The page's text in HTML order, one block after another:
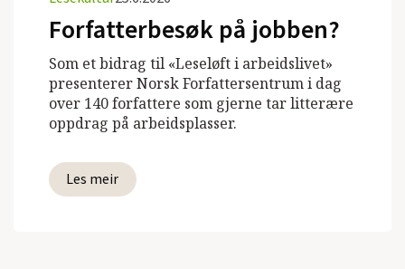
Forfatterbesøk på jobben?
Som et bidrag til «Leseløft i arbeidslivet»
presenterer Norsk Forfattersentrum i dag
over 140 forfattere som gjerne tar litterære
oppdrag på arbeidsplasser.
Les meir